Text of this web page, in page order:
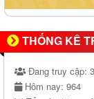
THỐNG KÊ
Đang truy cập: 3
Hôm nay: 964